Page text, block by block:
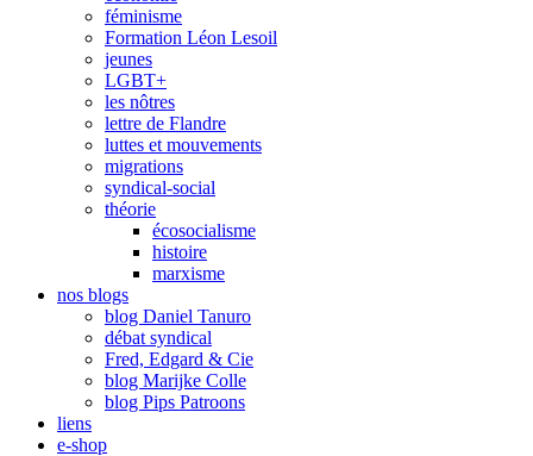
féminisme
Formation Léon Lesoil
jeunes
LGBT+
les nôtres
lettre de Flandre
luttes et mouvements
migrations
syndical-social
théorie
écosocialisme
histoire
marxisme
nos blogs
blog Daniel Tanuro
débat syndical
Fred, Edgard & Cie
blog Marijke Colle
blog Pips Patroons
liens
e-shop